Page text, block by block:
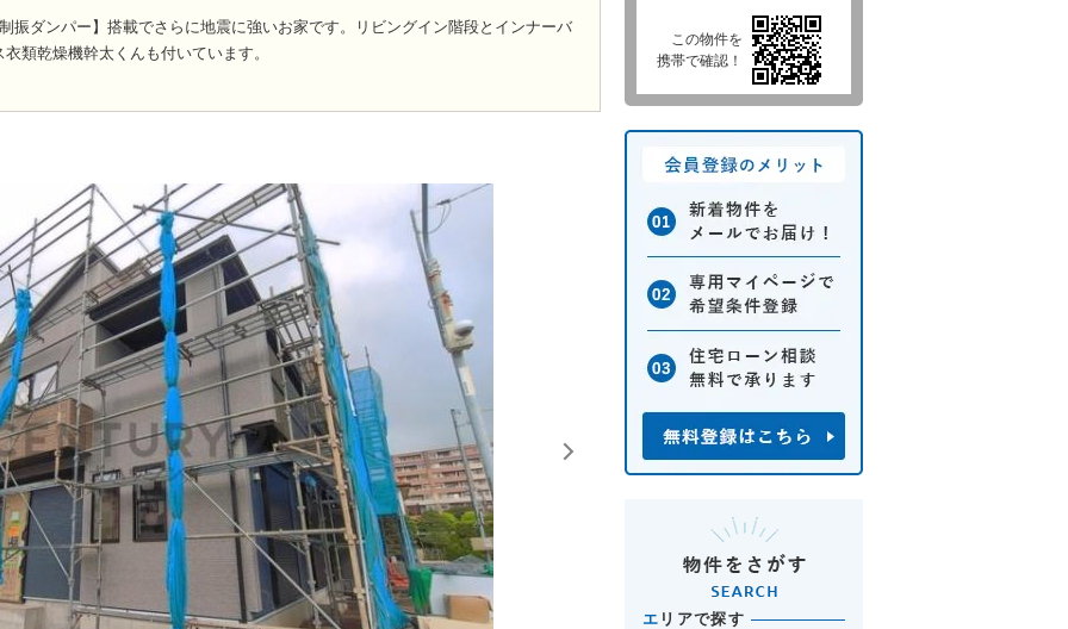
振ダンパー】搭載でさらに地震に強いお家です。リビングイン階段とインナーバ
類乾燥機幹太くんも付いています。
この物件を
携帯で確認！
エ リアで探す